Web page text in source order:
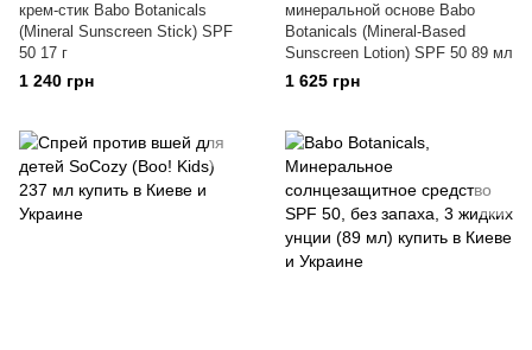
крем-стик Babo Botanicals
(Mineral Sunscreen Stick) SPF
50 17 г
1 240 грн
минеральной основе Babo
Botanicals (Mineral-Based
Sunscreen Lotion) SPF 50 89 мл
1 625 грн